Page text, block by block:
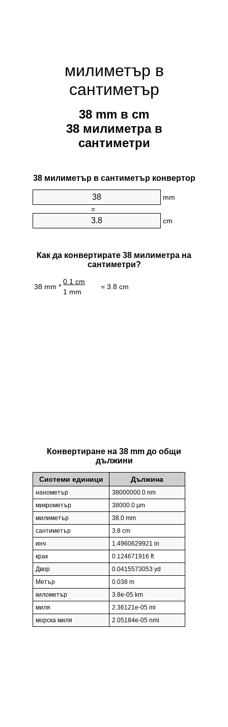
милиметър в
сантиметър
38 mm в cm
38 милиметра в
сантиметри
38 милиметър в сантиметър конвертор
mm
=
cm
Как да конвертирате 38 милиметра на
сантиметри?
38 mm *
0.1 cm
= 3.8 cm
1 mm
Конвертиране на 38 mm до общи
дължини
Системи единици Дължина
нанометър
38000000.0 nm
микрометър
38000.0 µm
милиметър
38.0 mm
сантиметър
3.8 cm
инч
1.4960629921 in
крак
0.124671916 ft
Двор
0.0415573053 yd
Метър
0.038 m
километър
3.8e-05 km
миля
2.36121e-05 mi
морска миля
2.05184e-05 nmi